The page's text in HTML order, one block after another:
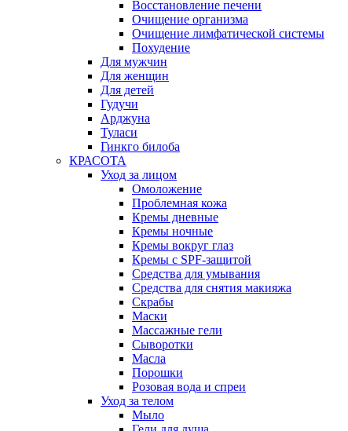
Восстановление печени
Очищение организма
Очищение лимфатической системы
Похудение
Для мужчин
Для женщин
Для детей
Гудучи
Арджуна
Туласи
Гинкго билоба
КРАСОТА
Уход за лицом
Омоложение
Проблемная кожа
Кремы дневные
Кремы ночные
Кремы вокруг глаз
Кремы с SPF-защитой
Средства для умывания
Средства для снятия макияжа
Скрабы
Маски
Массажные гели
Сыворотки
Масла
Порошки
Розовая вода и спреи
Уход за телом
Мыло